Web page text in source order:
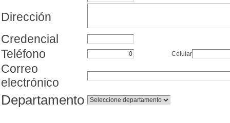
Dirección
Credencial
Teléfono
Celular
Correo
electrónico
Departamento